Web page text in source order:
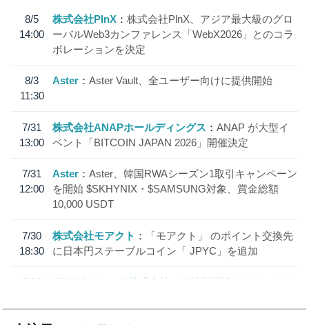
8/5
14:00
株式会社PlnX
株式会社PlnX、アジア最大級のグロ
ーバルWeb3カンファレンス「WebX2026」とのコラ
ボレーションを決定
8/3
11:30
Aster Aster Vault、全ユーザー向けに提供開始
7/31
13:00
株式会社ANAPホールディングス
ANAP が大型イ
ベント「BITCOIN JAPAN 2026」開催決定
7/31
12:00
Aster
Aster、韓国RWAシーズン1取引キャンペーン
を開始 $SKHYNIX・$SAMSUNG対象、賞金総額
10,000 USDT
7/30
18:30
株式会社モアクト
「モアクト」 のポイント交換先
に日本円ステーブルコイン「 JPYC」を追加
7/29
SBI VCトレード株式会社
信託型円建てステーブル